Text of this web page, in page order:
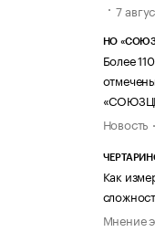
7
НО
Более
Новость
Как
Мнение